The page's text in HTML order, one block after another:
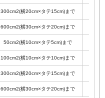
300cm2(横20cm×タテ15cm)まで
600cm2(横30cm×タテ20cm)まで
50cm2(横10cm×タテ5cm)まで
100cm2(横10cm×タテ10cm)まで
300cm2(横20cm×タテ15cm)まで
600cm2(横30cm×タテ20cm)まで